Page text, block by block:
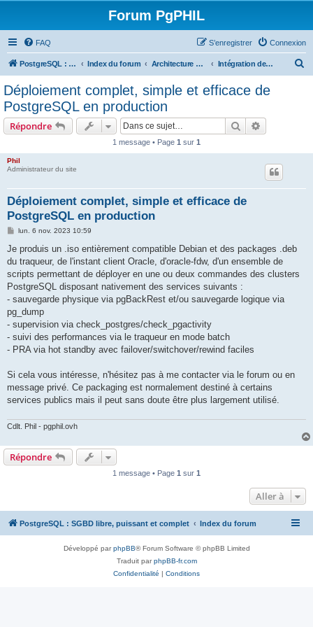
Forum PgPHIL
FAQ Connexion
S’enregistrer
PostgreSQL : SGBD libre, puissant et complet Index du forum Architecture PostgreSQL Intégration de PostgreSQL dans votre SI
Déploiement complet, simple et efficace de
PostgreSQL en production
Répondre Rechercher
1 message • Page 1 sur 1
Phil
Administrateur du site
Déploiement complet, simple et efficace de
PostgreSQL en production
M
s
a
g
lun. 6 nov. 2023 10:59
Je produis un .iso entièrement compatible Debian et des packages .deb
du traqueur, de l'instant client Oracle, d'oracle-fdw, d'un ensemble de
scripts permettant de déployer en une ou deux commandes des clusters
PostgreSQL disposant nativement des services suivants :
- sauvegarde physique via pgBackRest et/ou sauvegarde logique via
pg_dump
- supervision via check_postgres/check_pgactivity
- suivi des performances via le traqueur en mode batch
- PRA via hot standby avec failover/switchover/rewind faciles
Si cela vous intéresse, n'hésitez pas à me contacter via le forum ou en
message privé. Ce packaging est normalement destiné à certains
services publics mais il peut sans doute être plus largement utilisé.
Cdlt. Phil - pgphil.ovh
Répondre
1 message • Page 1 sur 1
Aller à
PostgreSQL : SGBD libre, puissant et complet Index du forum
Développé parphpBB® Forum Software © phpBB Limited
Traduit parphpBB-fr.com
Confidentialité | Conditions